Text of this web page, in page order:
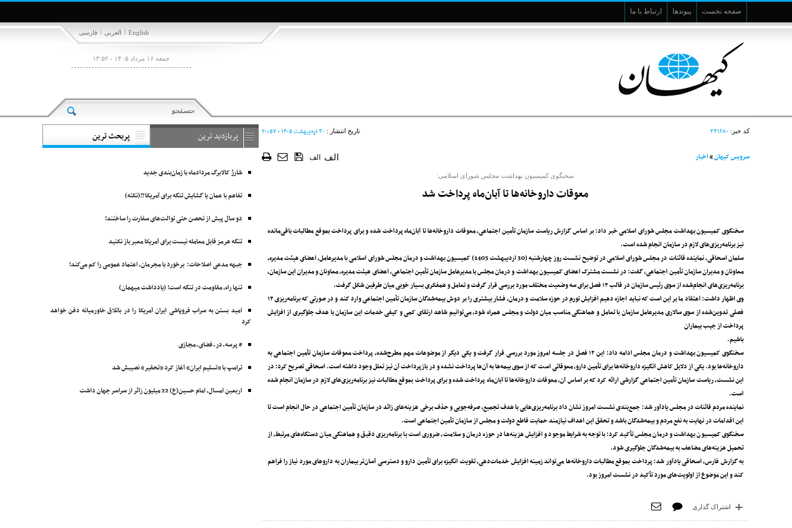
صفحه نخست پیوندها ارتباط با ما
فارسی | العربي | English
جمعه ۱۶ مرداد ۱۴۰۵ - ۱۳:۵۲
کد خبر: ۳۳۱۶۸۰ تاریخ انتشار : ۳۰ ارديبهشت ۱۴۰۵ - ۲۰:۵۷
سرویس کیهان»اخبار الف الف
سخنگوی کمیسیون بهداشت مجلس شورای اسلامی:
معوقات داروخانه‌ها تا آبان‌ماه پرداخت شد
سخنگوی کمیسیون بهداشت مجلس شورای اسلامی خبر داد‌: بر اساس گزارش ریاست سازمان تأمین اجتماعی‌، معوقات داروخانه‌ها تا آبان‌ماه پرداخت شده و برای پرداخت بموقع مطالبات باقی‌مانده
نیز برنامه‌ریزی‌های لازم در سازمان انجام شده است.
سلمان اسحاقی، نماینده قائنات در مجلس شورای اسلامی در توضیح نشست روز چهارشنبه (30 اردیبهشت 1405) کمیسیون بهداشت و درمان مجلس شورای اسلامی با مدیرعامل، اعضای هیئت مدیره،
معاونان و مدیران سازمان تأمین اجتماعی، گفت: در نشست مشترک اعضای کمیسیون بهداشت و درمان مجلس با مدیرعامل سازمان تأمین اجتماعی، اعضای هیئت مدیره، معاونان و مدیران این سازمان،
برنامه‌ریزی‌های انجام‌شده از سوی رئیس سازمان در قالب ۱۲ فصل برای سه وضعیت مختلف مورد بررسی قرار گرفت و تعامل و همفکری بسیار خوبی میان طرفین شکل گرفت.
وی اظهار داشت: اعتقاد ما بر این است که نباید اجازه دهیم افزایش تورم در حوزه سلامت و درمان، فشار بیشتری را بر دوش بیمه‌شدگان سازمان تأمین اجتماعی وارد کند و در صورتی که برنامه‌ریزی ۱۲
فصلی تدوین‌شده از سوی سالاری مدیرعامل سازمان با تعامل و هماهنگی مناسب میان دولت و مجلس همراه شود، می‌توانیم شاهد ارتقای کمی و کیفی خدمات این سازمان با هدف جلوگیری از افزایش
پرداخت از جیب بیماران
باشیم.
سخنگوی کمیسیون بهداشت و درمان مجلس ادامه داد: این ۱۲ فصل در جلسه امروز مورد بررسی قرار گرفت و یکی دیگر از موضوعات مهم مطرح‌شده، پرداخت معوقات سازمان تأمین اجتماعی به
داروخانه‌ها بود. یکی از دلایل کاهش انگیزه داروخانه‌ها برای تأمین دارو، معوقاتی است که از سوی بیمه‌ها به آن‌ها پرداخت نشده و در بازپرداخت آن نیز تعلل وجود داشته است. اسحاقی تصریح کرد: در
این نشست، ریاست سازمان تأمین اجتماعی گزارشی ارائه کرد که بر اساس آن، معوقات داروخانه‌ها تا آبان‌ماه پرداخت شده و برای پرداخت بموقع مطالبات نیز برنامه‌ریزی‌های لازم در سازمان انجام شده
است.
نماینده مردم قائنات در مجلس یادآور شد: جمع‌بندی نشست امروز نشان داد برنامه‌ریزی‌هایی با هدف تجمیع، صرفه‌جویی و حذف برخی هزینه‌های زائد در سازمان تأمین اجتماعی در حال انجام است تا
این اقدامات در نهایت به نفع مردم و بیمه‌شدگان باشد و تحقق این اهداف نیازمند حمایت قاطع دولت و مجلس از سازمان تأمین اجتماعی است.
سخنگوی کمیسیون بهداشت و درمان مجلس تأکید کرد: با توجه به شرایط موجود و افزایش هزینه‌ها در حوزه درمان و سلامت، ضروری است با برنامه‌ریزی دقیق و هماهنگی میان دستگاه‌های مرتبط، از
تحمیل هزینه‌های مضاعف به بیمه‌شدگان جلوگیری شود.
به گزارش فارس، اسحاقی یادآور شد: پرداخت بموقع مطالبات داروخانه‌ها می‌تواند زمینه افزایش خدمات‌دهی، تقویت انگیزه برای تأمین دارو و دسترسی آسان‌تر بیماران به داروهای مورد نیاز را فراهم
کند و این موضوع از اولویت‌های مورد تأکید در نشست امروز بود.
اشتراک گذاری
پربازدید ترین پربحث ترین
شارژ کالابرگ مردادماه با زمان‌بندی جدید
تفاهم با عمان یا گشایش تنگه برای آمریکا؟!(نکته)
دو سال پیش از تحصن حتی توالت‌های سفارت را ساختند!
تنگه هرمز قابل معامله نیست برای آمریکا معبر باز نکنید
جبهه مدعی اصلاحات: برخورد با مجرمان، اعتماد عمومی را کم می‌کند!
تنها راه، مقاومت در تنگه است! (یادداشت میهمان)
امید بستن به سراب فروپاشی ایران آمریکا را در باتلاق خاورمیانه دفن خواهد
کرد
# پرسه ـ در ـ فضای ـ مجـازی
ترامپ با «تسلیم ایران» آغاز کرد «تحقیر» نصیبش شد
اربعین امسال، امام حسین‌(ع) 22 میلیون زائر از سراسر جهان داشت